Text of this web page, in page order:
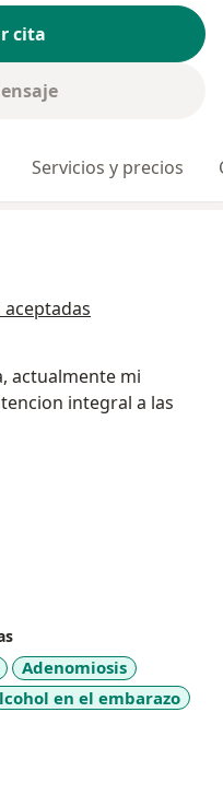
cita
Servicios y precios
actualmente mi
integral a las
Adenomiosis
en el embarazo